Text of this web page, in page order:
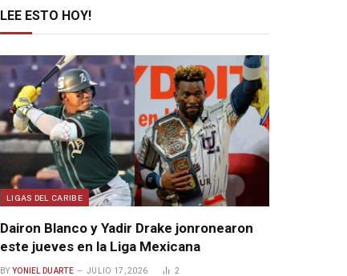
LEE ESTO HOY!
LIGAS DEL CARIBE
Dairon Blanco y Yadir Drake jonronearon
este jueves en la Liga Mexicana
BY YONIEL DUARTE JULIO 17, 2026 2